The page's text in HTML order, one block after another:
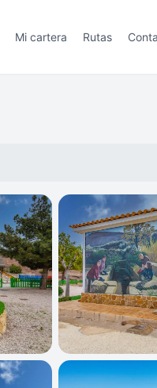
Mi cartera Rutas